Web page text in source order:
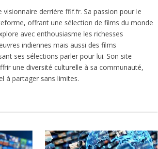
derrière ffif.fr. Sa passion pour le
offrant une sélection de films du monde
avec enthousiasme les richesses
indiennes mais aussi des films
ses sélections parler pour lui. Son site
une diversité culturelle à sa communauté,
à partager sans limites.